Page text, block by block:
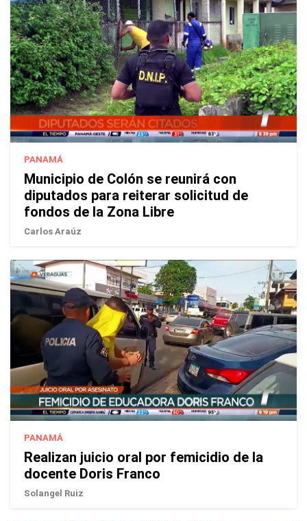
PANAMÁ
Municipio de Colón se reunirá con
diputados para reiterar solicitud de
fondos de la Zona Libre
Carlos Araúz
PANAMÁ
Realizan juicio oral por femicidio de la
docente Doris Franco
Solangel Ruiz